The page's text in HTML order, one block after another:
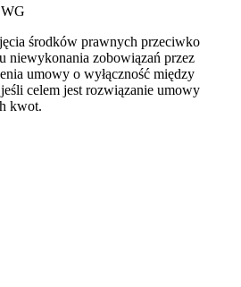
środków prawnych przeciwko
niewykonania zobowiązań przez
umowy o wyłączność między
celem jest rozwiązanie umowy
kwot.